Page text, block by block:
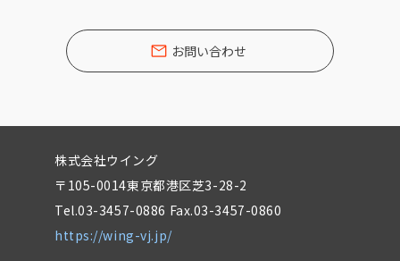
お問い合わせ
株式会社ウイング
〒105-0014東京都港区芝3-28-2
Tel.03-3457-0886 Fax.03-3457-0860
https://wing-vj.jp/